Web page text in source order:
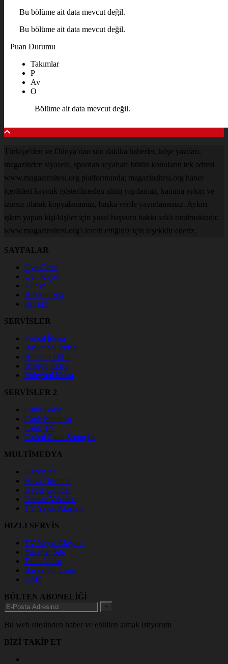
Bu bölüme ait data mevcut değil.
Bu bölüme ait data mevcut değil.
Puan Durumu
Takımlar
P
Av
O
Bölüme ait data mevcut değil.
Türkiye'den ve Dünya’dan son dakika haberler, köşe yazıları,
magazinden siyasete, spordan seyahate bütün konuların tek adresi
www.magazinsitesi.org platformunda; magazinsitesi.org haber
içerikleri kaynak gösterilmeden alıntı yapılamaz, kanuna aykırı ve
izinsiz olarak kopyalanamaz, başka yerde yayınlanamaz. Aykırı
işlem yapan kişi/kişiler için yasal başvuru hakkı saklı tutulmaktadır.
www.magazinsitesi.org'i tercih ettiğiniz için teşekkür ederiz.
SAYFALAR
Üye Girişi
Üye Kaydı
Künye
Hakkımızda
İletişim
SERVİSLER
Futbol İddaa
Basketbol İddaa
Hentbol İddaa
Bilardo İddaa
Voleybol İddaa
SERVİSLER 2
Canlı Borsa
Canlı Sonuçlar
Canlı TV
Futbol Canlı Sonuçlar
MULTİMEDYA
Gazeteler
Hava Durumu
Haber Gönder
Namaz Vakitleri
TV Yayın Akışları
HIZLI SERVİS
TV Yayın Akışları
Yazarlar Site
Tenis İddaa
Basketbol Canlı
AMP
BÜLTEN ABONELİĞİ
+
Bu web sitesinden haber ve ebülten almak istiyorum
BİZİ TAKİP ET